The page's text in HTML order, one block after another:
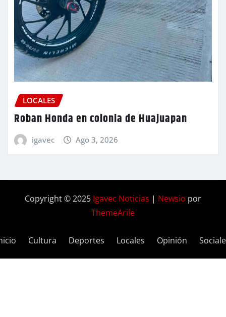
LOCALES
Roban Honda en colonia de Huajuapan
igavec Ago 3, 2026
Copyright © 2025 Igavec Noticias | Newsio por
ThemeArile
Cultura Deportes Locales Opinión